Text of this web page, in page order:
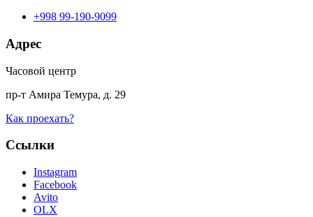
+998 99-190-9099
Адрес
Часовой центр
пр-т Амира Темура, д. 29
Как проехать?
Ссылки
Instagram
Facebook
Avito
OLX